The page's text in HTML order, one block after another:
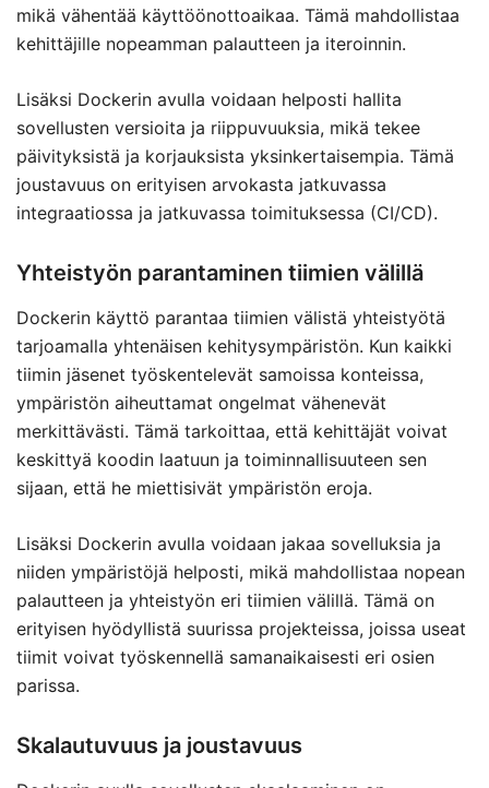
mikä vähentää käyttöönottoaikaa. Tämä mahdollistaa
kehittäjille nopeamman palautteen ja iteroinnin.
Lisäksi Dockerin avulla voidaan helposti hallita
sovellusten versioita ja riippuvuuksia, mikä tekee
päivityksistä ja korjauksista yksinkertaisempia. Tämä
joustavuus on erityisen arvokasta jatkuvassa
integraatiossa ja jatkuvassa toimituksessa (CI/CD).
Yhteistyön parantaminen tiimien välillä
Dockerin käyttö parantaa tiimien välistä yhteistyötä
tarjoamalla yhtenäisen kehitysympäristön. Kun kaikki
tiimin jäsenet työskentelevät samoissa konteissa,
ympäristön aiheuttamat ongelmat vähenevät
merkittävästi. Tämä tarkoittaa, että kehittäjät voivat
keskittyä koodin laatuun ja toiminnallisuuteen sen
sijaan, että he miettisivät ympäristön eroja.
Lisäksi Dockerin avulla voidaan jakaa sovelluksia ja
niiden ympäristöjä helposti, mikä mahdollistaa nopean
palautteen ja yhteistyön eri tiimien välillä. Tämä on
erityisen hyödyllistä suurissa projekteissa, joissa useat
tiimit voivat työskennellä samanaikaisesti eri osien
parissa.
Skalautuvuus ja joustavuus